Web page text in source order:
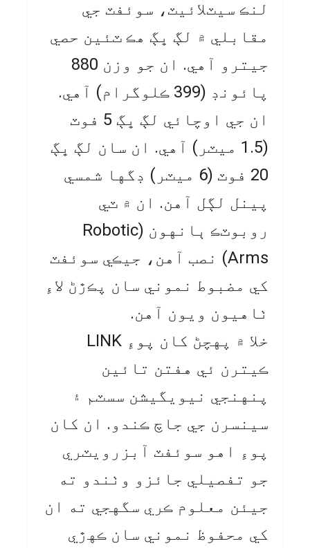
لنڪ سيٽلائيٽ، سوئفٽ جي
مقابلي ۾ لڳ ڀڳ هڪ ٽئين حصي
جيترو آهي. ان جو وزن 880
پائونڊ (399 ڪلوگرام) آهي.
ان جي اوچائي لڳ ڀڳ 5 فوٽ
(1.5 ميٽر) آهي. ان سان لڳ ڀڳ
20 فوٽ (6 ميٽر) ڊگها شمسي
پينل لڳل آهن. ان ۾ ٽي
روبوٽڪ ٻانهون (Robotic
Arms) نصب آهن، جيڪي سوئفٽ
کي مضبوط نموني سان پڪڙڻ لاءِ
ٺاهيون ويون آهن.
خلا ۾ پهچڻ کان پوءِ LINK
ڪيترن ئي هفتن تائين
پنهنجي نيويگيشن سسٽم ۽
سينسرن جي جاچ ڪندو. ان کان
پوءِ اهو سوئفٽ آبزرويٽري
جو تفصيلي جائزو وٺندو ته
جيئن معلوم ڪري سگهجي ته ان
کي محفوظ نموني سان ڪهڙي